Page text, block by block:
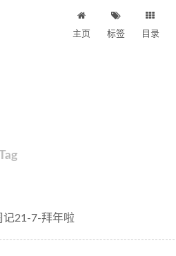
主页 标签 目录
记21-7-拜年啦